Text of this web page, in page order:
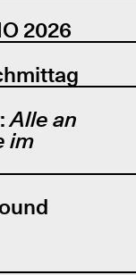
2026
Alle an
im